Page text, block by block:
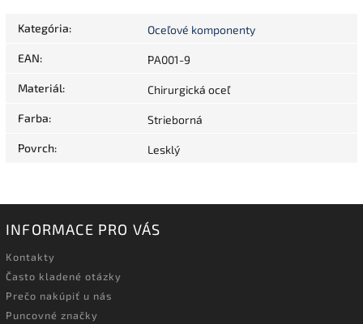
Kategória: Oceľové komponenty
EAN: PA001-9
Materiál: Chirurgická oceľ
Farba: Strieborná
Povrch: Lesklý
INFORMACE PRO VÁS
Kontakty
Často kladené otázky
Prečo nakúpiť u nás
Puncovné značky